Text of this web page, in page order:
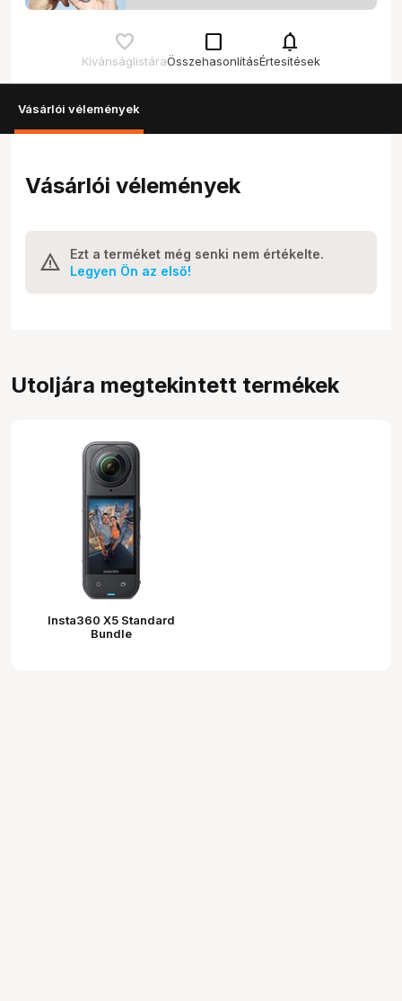
Kívánságlistára
check_box_outline_blank
Összehasonlítás
notifications
Értesítések
Vásárlói vélemények
Vásárlói vélemények
Ezt a terméket még senki nem értékelte.
Legyen Ön az első!
Utoljára megtekintett termékek
Insta360 X5 Standard
Bundle